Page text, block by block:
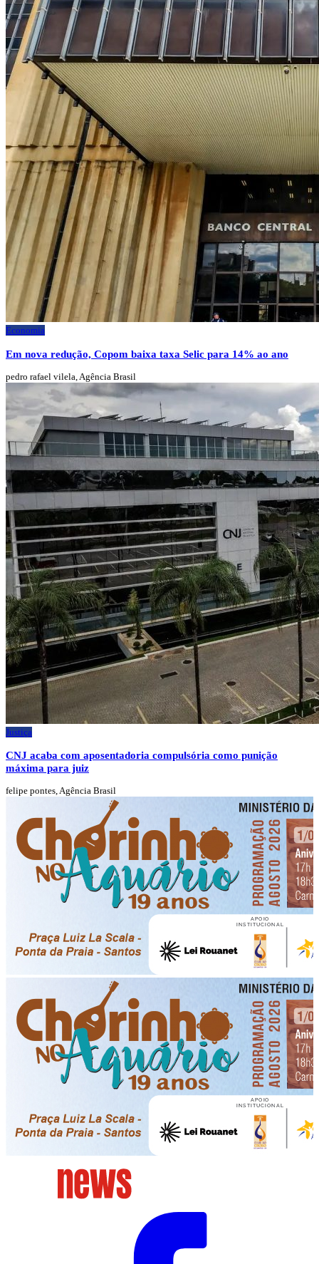
Economia
Em nova redução, Copom baixa taxa Selic para 14% ao ano
pedro rafael vilela, Agência Brasil
Justiça
CNJ acaba com aposentadoria compulsória como punição
máxima para juiz
felipe pontes, Agência Brasil